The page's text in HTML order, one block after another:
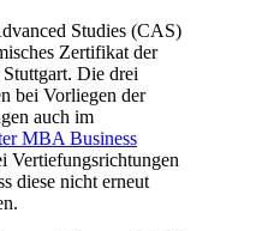
Studies (CAS)
Zertifikat der
Die drei
bei Vorliegen der
auch im
MBA Business
Vertiefungsrichtungen
diese nicht erneut